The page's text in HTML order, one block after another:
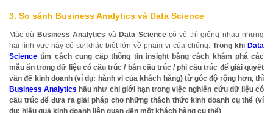
3. So sánh Business Analytics và Data Science
Mặc dù Business Analytics vàData Sciencecó vẻ thì giống nhau nhưng
hai lĩnh vực này có sự khác biệt lớn về phạm vi của chúng. Trong khi Data
Science tìm cách cung cấp thông tin insight bằng cách khám phá các
mẫu ẩn trong dữ liệu có cấu trúc / bán cấu trúc / phi cấu trúc để giải quyết
vấn đề kinh doanh (ví dụ: hành vi của khách hàng) từ góc độ rộng hơn, thì
Business Analytics hầu như chỉ giới hạn trong việc nghiên cứu dữ liệu có
cấu trúc để đưa ra giải pháp cho những thách thức kinh doanh cụ thể (ví
dụ: hiệu quả kinh doanh liên quan đến một khách hàng cụ thể)